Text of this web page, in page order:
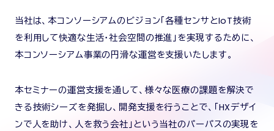
当社は、本コンソーシアムのビジョン「各種センサとIoT技術
を利用して快適な生活・社会空間の推進」を実現するために、
本コンソーシアム事業の円滑な運営を支援いたします。
本セミナーの運営支援を通して、様々な医療の課題を解決で
きる技術シーズを発掘し、開発支援を行うことで、「HXデザイ
ンで人を助け、人を救う会社」という当社のパーパスの実現を